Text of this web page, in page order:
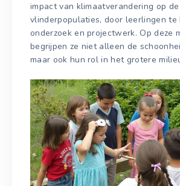
impact van klimaatverandering op de
vlinderpopulaties, door leerlingen te
onderzoek en projectwerk. Op deze
begrijpen ze niet alleen de
maar ook hun rol in het grotere